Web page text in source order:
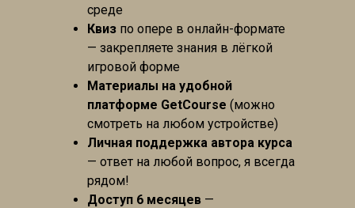
среде
Квиз по опере в онлайн-формате
— закрепляете знания в лёгкой
игровой форме
Материалы на удобной
платформе GetCourse (можно
смотреть на любом устройстве)
Личная поддержка автора курса
— ответ на любой вопрос, я всегда
рядом!
Доступ 6 месяцев —